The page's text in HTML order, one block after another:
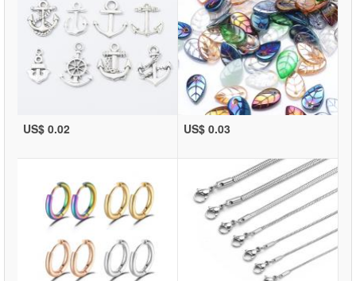
US$ 0.02 US$ 0.03